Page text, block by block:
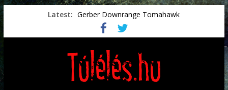
Latest: Gerber Downrange Tomahawk
Vészhelyzeti élelmiszerek
Svéd vészhelyzeti tájékoztató.
Vészhelyzetkezelés
Préselt törlőkendők